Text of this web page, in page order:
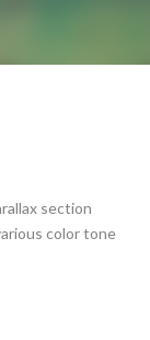
section
color tone